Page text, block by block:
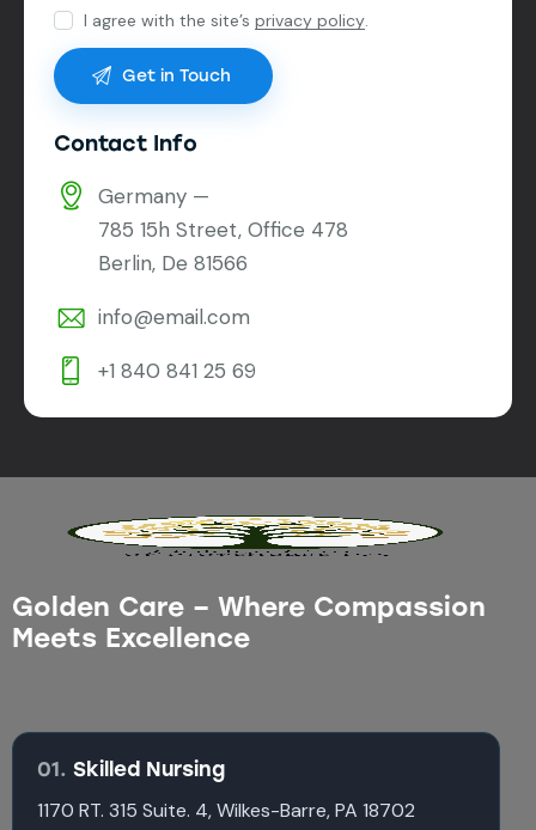
I agree with the site’sprivacy policy.
Contact Info
Germany —
785 15h Street, Office 478
Berlin, De 81566
info@email.com
+1 840 841 25 69
Golden Care – Where Compassion
Meets Excellence
01. Skilled Nursing
1170 RT. 315 Suite. 4, Wilkes-Barre, PA 18702